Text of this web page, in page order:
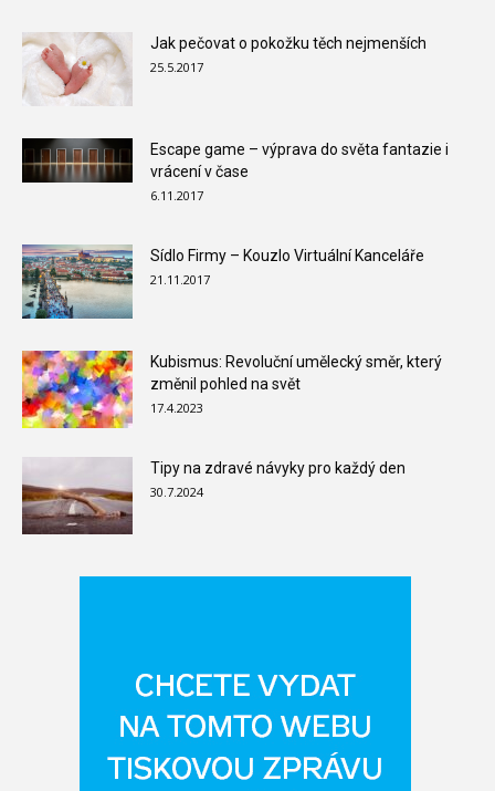
Jak pečovat o pokožku těch nejmenších
25.5.2017
Escape game – výprava do světa fantazie i
vrácení v čase
6.11.2017
Sídlo Firmy – Kouzlo Virtuální Kanceláře
21.11.2017
Kubismus: Revoluční umělecký směr, který
změnil pohled na svět
17.4.2023
Tipy na zdravé návyky pro každý den
30.7.2024